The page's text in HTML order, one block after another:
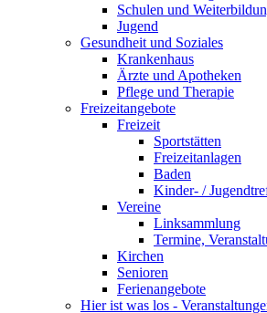
Schulen und
Jugend
Gesundheit und Soziales
Krankenhaus
Ärzte und Apotheken
Pflege und Therapie
Freizeitangebote
Freizeit
Sportstätten
Freizeitanlagen
Baden
Kinder- /
Vereine
Linksammlung
Termine,
Kirchen
Senioren
Ferienangebote
Hier ist was los -